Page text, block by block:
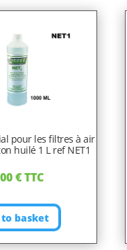
pour les filtres à air
huilé 1 L ref NET1
€ TTC
to basket